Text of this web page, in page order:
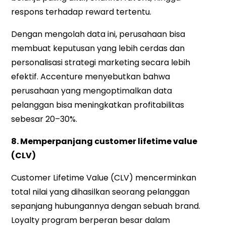
respons terhadap reward tertentu.
Dengan mengolah data ini, perusahaan bisa
membuat keputusan yang lebih cerdas dan
personalisasi strategi marketing secara lebih
efektif. Accenture menyebutkan bahwa
perusahaan yang mengoptimalkan data
pelanggan bisa meningkatkan profitabilitas
sebesar 20–30%.
8. Memperpanjang customer lifetime value
(CLV)
Customer Lifetime Value (CLV) mencerminkan
total nilai yang dihasilkan seorang pelanggan
sepanjang hubungannya dengan sebuah brand.
Loyalty program berperan besar dalam